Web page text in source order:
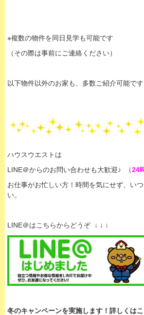
※複数の物件を同日見学も可能です
（その際は事前にご連絡ください）
以下物件以外のお家も、多数ご紹介可能です
ハウスウエストは
LINE＠からのお問い合わせも大歓迎♪ （24
お仕事がお忙しい方！時間を気にせず、い
い。
LINE＠はこちらからどうぞ ↓ ↓ ↓
冬のキャンペーンを実施します！詳しくはこ